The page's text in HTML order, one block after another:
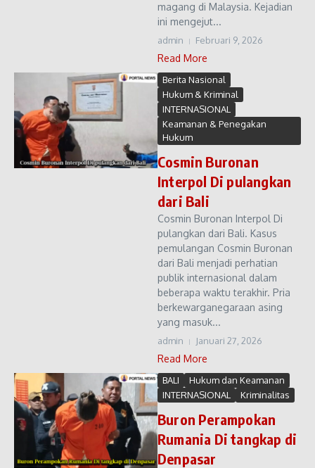
magang di Malaysia. Kejadian
ini mengejut...
admin Februari 9, 2026
Read More
Berita Nasional
Hukum & Kriminal
INTERNASIONAL
Keamanan & Penegakan
Hukum
Cosmin Buronan
Interpol Di pulangkan
dari Bali
Cosmin Buronan Interpol Di
pulangkan dari Bali. Kasus
pemulangan Cosmin Buronan
dari Bali menjadi perhatian
publik internasional dalam
beberapa waktu terakhir. Pria
berkewarganegaraan asing
yang masuk...
admin Januari 27, 2026
Read More
BALI
Hukum dan Keamanan
INTERNASIONAL
Kriminalitas
Buron Perampokan
Rumania Di tangkap di
Denpasar